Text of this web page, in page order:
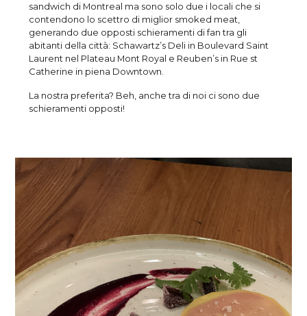
sandwich di Montreal ma sono solo due i locali che si
contendono lo scettro di miglior smoked meat,
generando due opposti schieramenti di fan tra gli
abitanti della città: Schawartz’s Deli in Boulevard Saint
Laurent nel Plateau Mont Royal e Reuben’s in Rue st
Catherine in piena Downtown.
La nostra preferita? Beh, anche tra di noi ci sono due
schieramenti opposti!